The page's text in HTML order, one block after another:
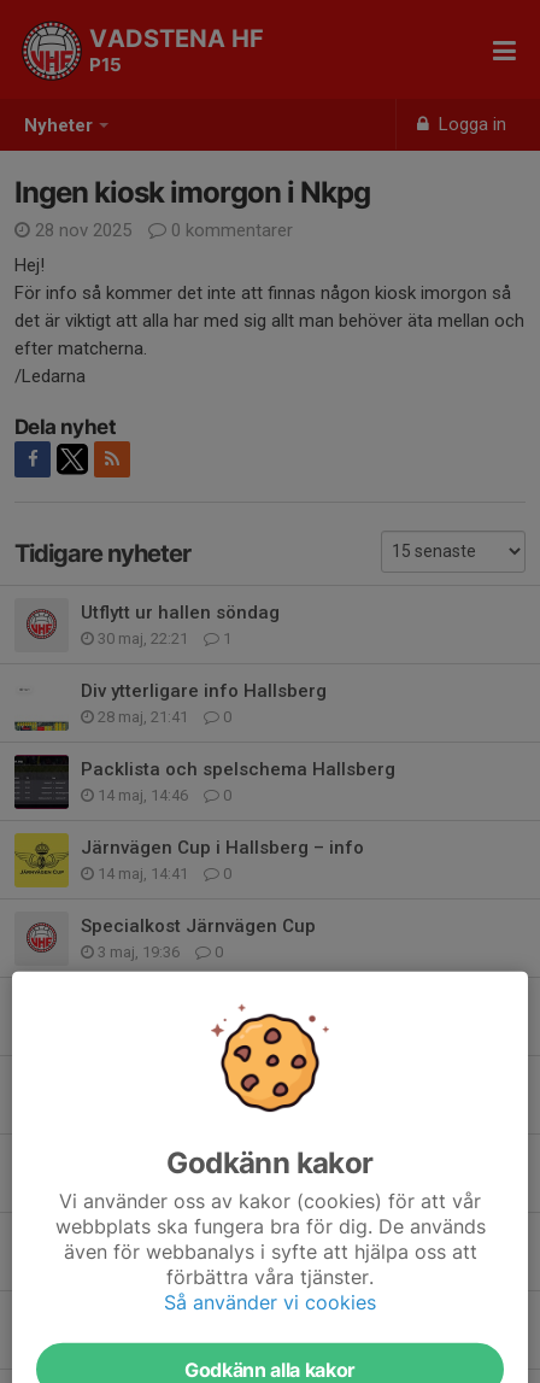
Nyheter Logga in
VADSTENA HF
P15
Ingen kiosk imorgon i Nkpg
28 nov 2025
0 kommentarer
Hej!
För info så kommer det inte att finnas någon kiosk imorgon så
det är viktigt att alla har med sig allt man behöver äta mellan och
efter matcherna.
/Ledarna
Dela nyhet
Tidigare nyheter
Utflytt ur hallen söndag
30 maj, 22:21 1
Div ytterligare info Hallsberg
28 maj, 21:41 0
Packlista och spelschema Hallsberg
14 maj, 14:46 0
Järnvägen Cup i Hallsberg – info
14 maj, 14:41 0
Specialkost Järnvägen Cup
3 maj, 19:36 0
Cuptröja Hallsberg
11
Saknar fortfarande matchställ
Spelarinventering för nästa säsong
Matchställ
23 mar, 18:03 0
Avslutningsdag 28/3
15 mar, 21:49 4
Godkänn kakor
Vi använder oss av kakor (cookies) för att vår
webbplats ska fungera bra för dig. De används
även för webbanalys i syfte att hjälpa oss att
förbättra våra tjänster.
Så använder vi cookies
Godkänn alla kakor